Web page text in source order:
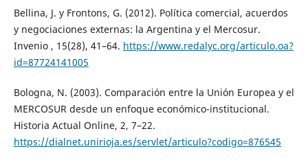
Bellina, J. y Frontons, G. (2012). Política comercial, acuerdos
y negociaciones externas: la Argentina y el Mercosur.
Invenio , 15(28), 41–64. https://www.redalyc.org/articulo.oa?
id=87724141005
Bologna, N. (2003). Comparación entre la Unión Europea y el
MERCOSUR desde un enfoque económico-institucional.
Historia Actual Online, 2, 7–22.
https://dialnet.unirioja.es/servlet/articulo?codigo=876545